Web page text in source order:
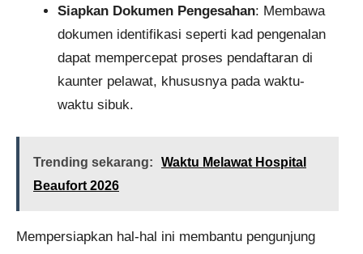
Siapkan Dokumen Pengesahan: Membawa
dokumen identifikasi seperti kad pengenalan
dapat mempercepat proses pendaftaran di
kaunter pelawat, khususnya pada waktu-
waktu sibuk.
Trending sekarang:
Waktu Melawat Hospital
Beaufort 2026
Mempersiapkan hal-hal ini membantu pengunjung